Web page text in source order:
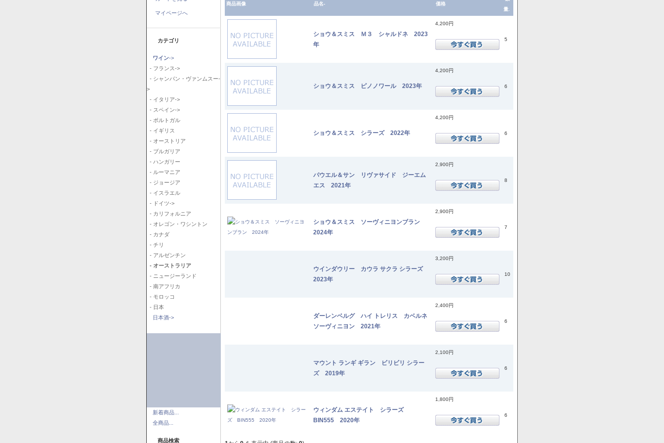
マイページへ
カテゴリ
ワイン->
- フランス->
- シャンパン・ヴァンムスー-
>
- イタリア->
- スペイン->
- ポルトガル
- イギリス
- オーストリア
- ブルガリア
- ハンガリー
- ルーマニア
- ジョージア
- イスラエル
- ドイツ->
- カリフォルニア
- オレゴン・ワシントン
- カナダ
- チリ
- アルゼンチン
- オーストラリア
- ニュージーランド
- 南アフリカ
- モロッコ
- 日本
日本酒->
新着商品...
全商品...
商品検索
商品画像 品名- 価格
量.
ショウ＆スミス Ｍ３ シャルドネ 2023
年
4,200円
5
ショウ＆スミス ピノノワール 2023年
4,200円
6
ショウ＆スミス シラーズ 2022年
4,200円
6
パウエル＆サン リヴァサイド ジーエム
エス 2021年
2,900円
8
ショウ＆スミス ソーヴィニヨンブラン
2024年
2,900円
7
ウインダウリー カウラ サクラ シラーズ
2023年
3,200円
10
ダーレンベルグ ハイ トレリス カベルネ
ソーヴィニヨン 2021年
2,400円
6
マウント ランギ ギラン ビリビリ シラー
ズ 2019年
2,100円
6
ウィンダム エステイト シラーズ
BIN555 2020年
1,800円
6